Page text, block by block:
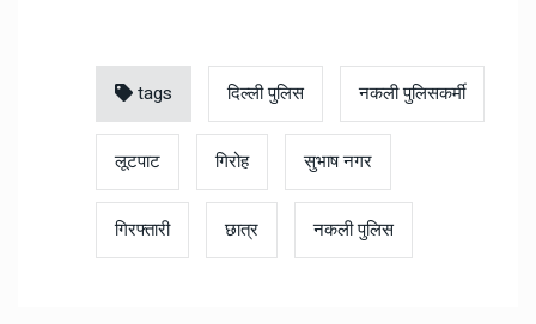
tags दिल्ली पुलिस नकली पुलिसकर्मी
लूटपाट गिरोह सुभाष नगर
गिरफ्तारी छात्र नकली पुलिस